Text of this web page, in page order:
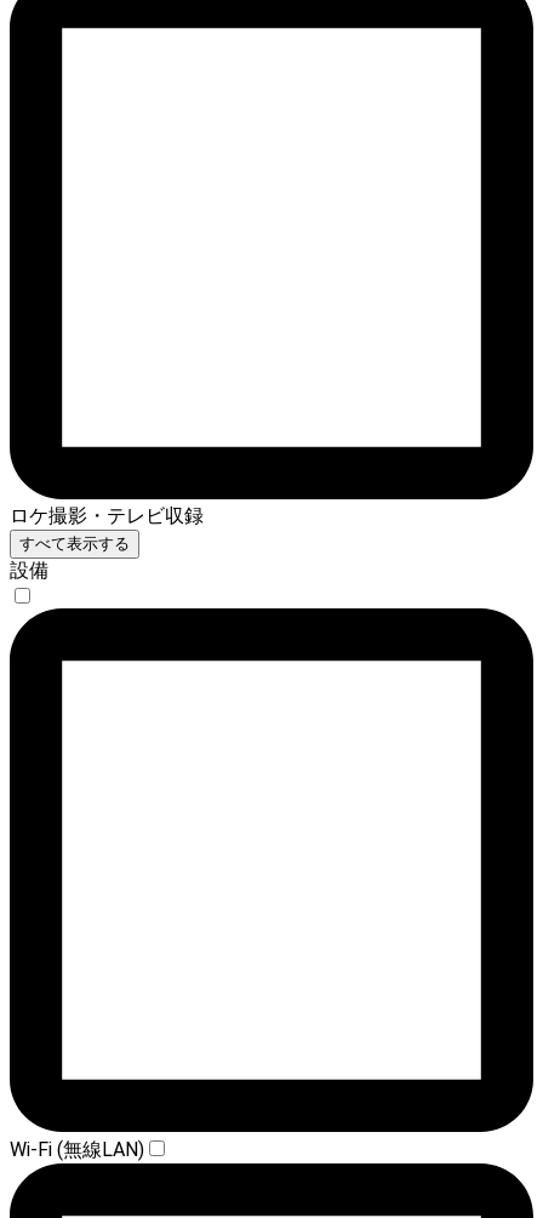
ロケ撮影・テレビ収録
すべて表示する
設備
Wi-Fi (無線LAN)